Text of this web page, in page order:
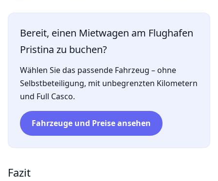
Bereit, einen Mietwagen am Flughafen
Pristina zu buchen?
Wählen Sie das passende Fahrzeug – ohne
Selbstbeteiligung, mit unbegrenzten Kilometern
und Full Casco.
Fahrzeuge und Preise ansehen
Fazit